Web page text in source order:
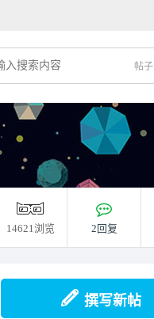
帖子
14621浏览 2回复
撰写新帖